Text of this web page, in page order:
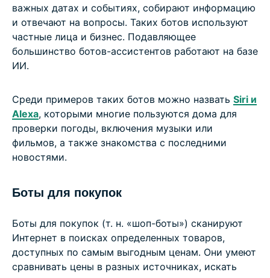
важных датах и событиях, собирают информацию
и отвечают на вопросы. Таких ботов используют
частные лица и бизнес. Подавляющее
большинство ботов-ассистентов работают на базе
ИИ.
Среди примеров таких ботов можно назвать Siri и
Alexa, которыми многие пользуются дома для
проверки погоды, включения музыки или
фильмов, а также знакомства с последними
новостями.
Боты для покупок
Боты для покупок (т. н. «шоп-боты») сканируют
Интернет в поисках определенных товаров,
доступных по самым выгодным ценам. Они умеют
сравнивать цены в разных источниках, искать